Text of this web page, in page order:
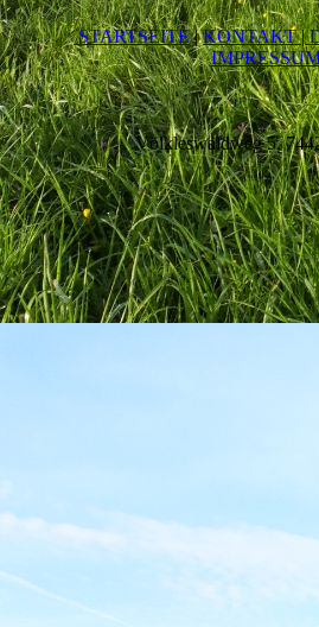
STARTSEITE|KONTAKT|
Völkleswaldweg 5,